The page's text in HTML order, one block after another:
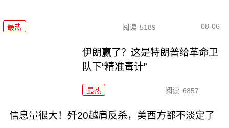
最热 阅读 5189 08-06
伊朗赢了？这是特朗普给革命卫
队下“精准毒计”
最热 阅读 6857
信息量很大！歼20越肩反杀，美西方都不淡定了